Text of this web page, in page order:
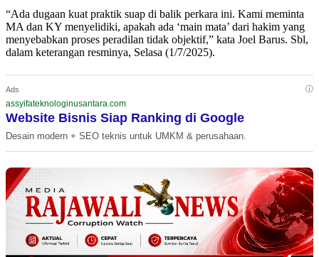
“Ada dugaan kuat praktik suap di balik perkara ini. Kami meminta
MA dan KY menyelidiki, apakah ada ‘main mata’ dari hakim yang
menyebabkan proses peradilan tidak objektif,” kata Joel Barus. Sbl,
dalam keterangan resminya, Selasa (1/7/2025).
Ads ⓘ
assyifateknologinusantara.com
Website Bisnis Siap Ranking di Google
Desain modern + SEO teknis untuk UMKM & perusahaan.